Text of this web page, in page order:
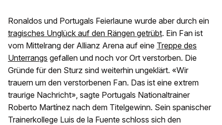
Ronaldos und Portugals Feierlaune wurde aber durch ein
tragisches Unglück auf den Rängen getrübt. Ein Fan ist
vom Mittelrang der Allianz Arena auf eine Treppe des
Unterrangs gefallen und noch vor Ort verstorben. Die
Gründe für den Sturz sind weiterhin ungeklärt. «Wir
trauern um den verstorbenen Fan. Das ist eine extrem
traurige Nachricht», sagte Portugals Nationaltrainer
Roberto Martínez nach dem Titelgewinn. Sein spanischer
Trainerkollege Luis de la Fuente schloss sich den